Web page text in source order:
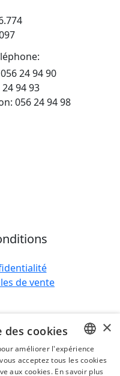
24 94 90
94 93
056 24 94 98
de vente
DUTCH
×
des cookies
améliorer l'expérience
acceptez tous les cookies
aux cookies. En savoir plus